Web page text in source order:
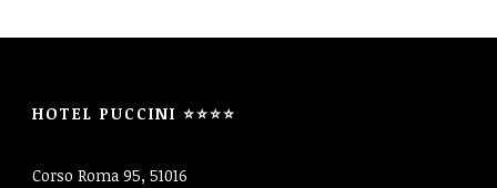
HOTEL PUCCINI ⭐⭐⭐⭐
Corso Roma 95, 51016